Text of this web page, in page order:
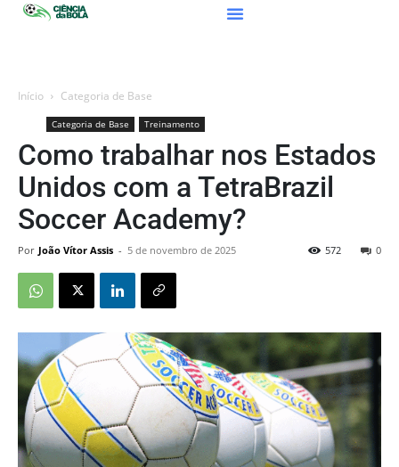
Início Categoria de Base
Categoria de Base Treinamento
Como trabalhar nos Estados
Unidos com a TetraBrazil
Soccer Academy?
Por João Vítor Assis - 5 de novembro de 2025 0
572